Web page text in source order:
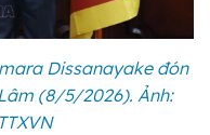
Dissanayake đón
(8/5/2026). Ảnh: